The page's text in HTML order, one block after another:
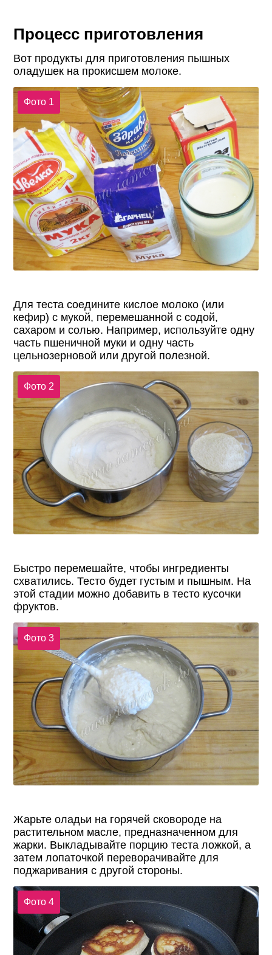
Процесс приготовления
Вот продукты для приготовления пышных
оладушек на прокисшем молоке.
Фото 1
Для теста соедините кислое молоко (или
кефир) с мукой, перемешанной с содой,
сахаром и солью. Например, используйте одну
часть пшеничной муки и одну часть
цельнозерновой или другой полезной.
Фото 2
Быстро перемешайте, чтобы ингредиенты
схватились. Тесто будет густым и пышным. На
этой стадии можно добавить в тесто кусочки
фруктов.
Фото 3
Жарьте оладьи на горячей сковороде на
растительном масле, предназначенном для
жарки. Выкладывайте порцию теста ложкой, а
затем лопаточкой переворачивайте для
поджаривания с другой стороны.
Фото 4